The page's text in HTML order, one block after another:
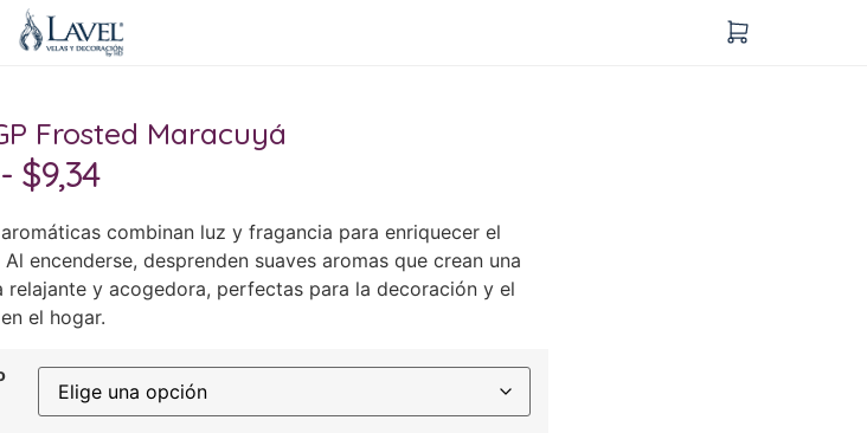
Frosted Maracuyá
- $9,34
combinan luz y fragancia para enriquecer el
encenderse, desprenden suaves aromas que crean una
relajante y acogedora, perfectas para la decoración y el
el hogar.